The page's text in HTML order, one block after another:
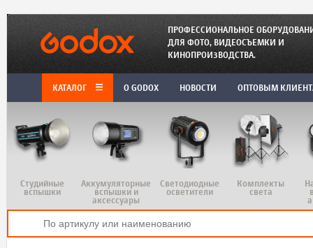
ПРОФЕССИОНАЛЬНОЕ
ДЛЯ ФОТО, ВИДЕОСЪЕМКИ И
КИНОПРОИЗВОДСТВА.
КАТАЛОГ O GODOX НОВОСТИ ОПТОВЫМ
Студийные
вспышки
Аккумуляторные
вспышки и
аксессуары
Светодиодные
осветители
Комплекты
света